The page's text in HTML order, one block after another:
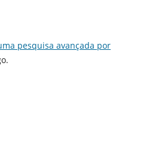
pesquisa avançada por